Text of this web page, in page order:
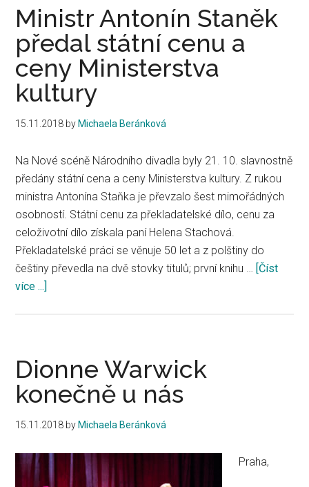
Amicis
pro
klarinetistu
Jiřího
Hlaváče
Ministr Antonín Staněk
předal státní cenu a
ceny Ministerstva
kultury
15.11.2018 by Michaela Beránková
Na Nové scéně Národního divadla byly 21. 10. slavnostně
předány státní cena a ceny Ministerstva kultury. Z rukou
ministra Antonína Staňka je převzalo šest mimořádných
osobností. ​ Státní cenu za překladatelské dílo, cenu za
celoživotní dílo získala paní Helena Stachová.
Překladatelské práci se věnuje 50 let a z polštiny do
češtiny převedla na dvě stovky titulů; první knihu … [Číst
více ...]
státní
cenu
ceny
kultury
Dionne Warwick
konečně u nás
15.11.2018 by Michaela Beránková
Praha,